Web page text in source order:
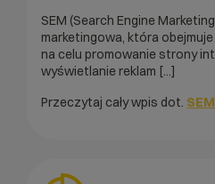
SEM (Search Engine
marketingowa, która obejmuje
na celu promowanie strony
wyświetlanie reklam [...]
Przeczytaj cały wpis dot. SEM